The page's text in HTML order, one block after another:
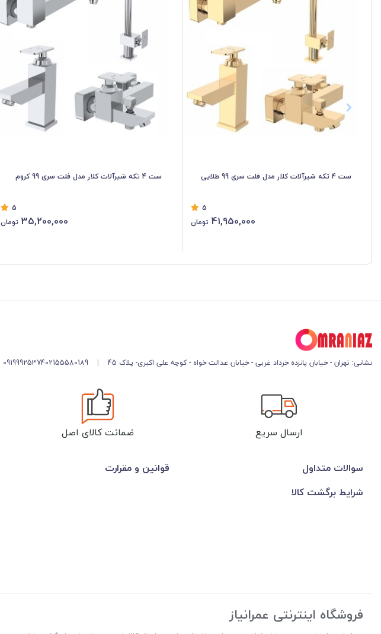
ست 4 تکه شیرآلات کلار مدل فلت سری 99 طلایی
5
41,950,000 تومان
ست 4 تکه شیرآلات کلار مدل فلت سری 99 کروم
5
35,200,000 تومان
نشانی: تهران - خیابان پانزده خرداد غربی - خیابان عدالت خواه - کوچه علی اکبری- پلاک 45 |
02155580189
09199925374
ارسال سریع ضمانت کالای اصل
سوالات متداول قوانین و مقرارت
شرایط برگشت کالا
فروشگاه اینترنتی عمرانیاز